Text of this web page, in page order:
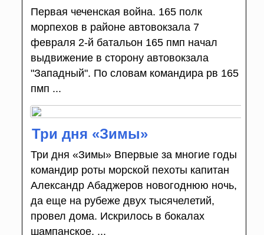
Первая чеченская война. 165 полк
морпехов в районе автовокзала 7
февраля 2-й батальон 165 пмп начал
выдвижение в сторону автовокзала
"Западный". По словам командира рв 165
пмп ...
Три дня «Зимы»
Три дня «Зимы» Впервые за многие годы
командир роты морской пехоты капитан
Александр Абаджеров новогоднюю ночь,
да еще на рубеже двух тысячелетий,
провел дома. Искрилось в бокалах
шампанское, ...